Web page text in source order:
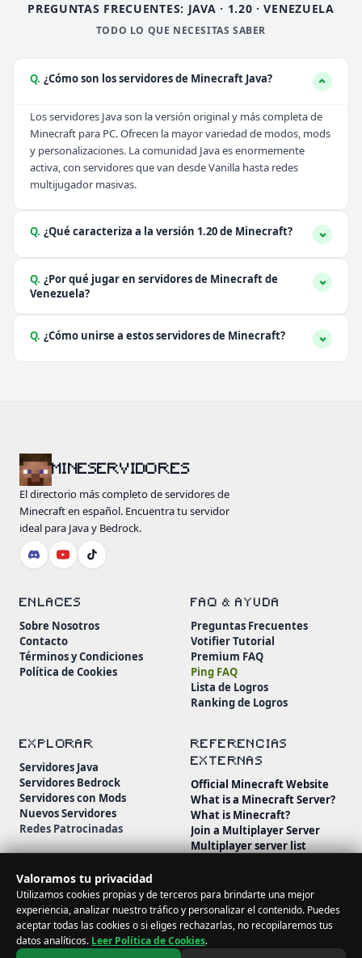
Valoramos tu privacidad
Utilizamos cookies propias y de terceros para brindarte una mejor
experiencia, analizar nuestro tráfico y personalizar el contenido. Puedes
aceptar todas las cookies o si eliges rechazarlas, no recopilaremos tus
datos analíticos. Leer Política de Cookies.
PREGUNTAS FRECUENTES: JAVA · 1.20 · VENEZUELA
TODO LO QUE NECESITAS SABER
Q. ¿Cómo son los servidores de Minecraft Java?
Los servidores Java son la versión original y más completa de
Minecraft para PC. Ofrecen la mayor variedad de modos, mods
y personalizaciones. La comunidad Java es enormemente
activa, con servidores que van desde Vanilla hasta redes
multijugador masivas.
Q. ¿Qué caracteriza a la versión 1.20 de Minecraft?
Q. ¿Por qué jugar en servidores de Minecraft de
Venezuela?
Q. ¿Cómo unirse a estos servidores de Minecraft?
MINESERVIDORES
El directorio más completo de servidores de
Minecraft en español. Encuentra tu servidor
ideal para Java y Bedrock.
ENLACES
Sobre Nosotros
Contacto
Términos y Condiciones
Política de Cookies
FAQ & AYUDA
Preguntas Frecuentes
Votifier Tutorial
Premium FAQ
Ping FAQ
Lista de Logros
Ranking de Logros
EXPLORAR
Servidores Java
Servidores Bedrock
Servidores con Mods
Nuevos Servidores
Redes Patrocinadas
REFERENCIAS
EXTERNAS
Official Minecraft Website
What is a Minecraft Server?
What is Minecraft?
Join a Multiplayer Server
Multiplayer server list